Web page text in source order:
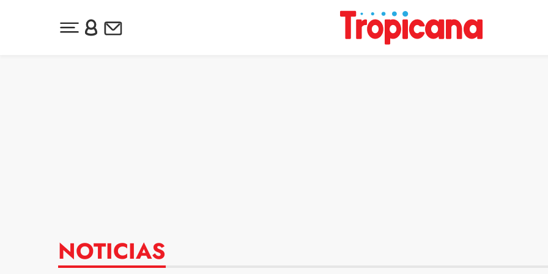
Desplegar menú principal
Inicia sesión o regístrate
Newsletter
NOTICIAS